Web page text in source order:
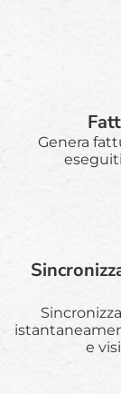
Genera
e